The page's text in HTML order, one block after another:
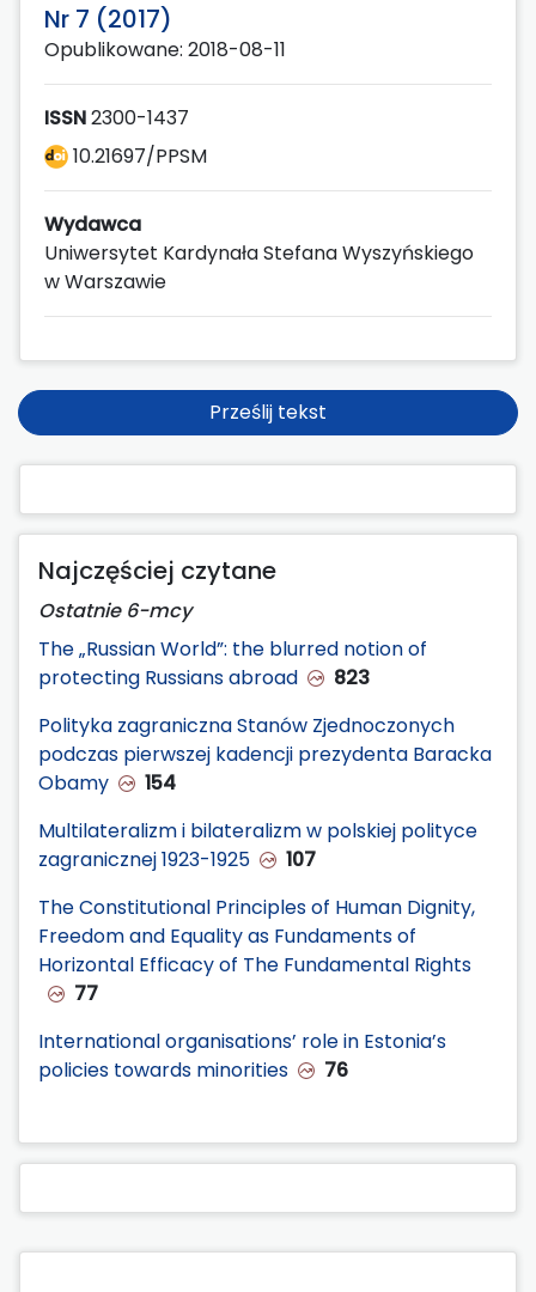
Nr 7 (2017)
Opublikowane: 2018-08-11
ISSN2300-1437
10.21697/PPSM
Wydawca
Uniwersytet Kardynała Stefana Wyszyńskiego
w Warszawie
Prześlij tekst
Najczęściej czytane
Ostatnie 6-mcy
The „Russian World”: the blurred notion of
protecting Russians abroad
823
Polityka zagraniczna Stanów Zjednoczonych
podczas pierwszej kadencji prezydenta Baracka
Obamy
154
Multilateralizm i bilateralizm w polskiej polityce
zagranicznej 1923-1925
107
The Constitutional Principles of Human Dignity,
Freedom and Equality as Fundaments of
Horizontal Efficacy of The Fundamental Rights
77
International organisations’ role in Estonia’s
policies towards minorities
76